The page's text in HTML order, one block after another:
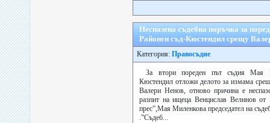
Неспазена съдебна поръчка за
Районен съд-Кюстендил срещу
Категория: Правосъдие
За втори пореден път съдия Мая
Кюстендил отложи делото за измама
Валери Ненов, отново причина е
разпит на ищеца Венцислав Велинов
прес”,Мая Миленкова председател на
.”Съдеб...